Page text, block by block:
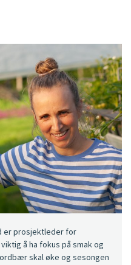
er prosjektleder for
å ha fokus på smak og
skal øke og sesongen